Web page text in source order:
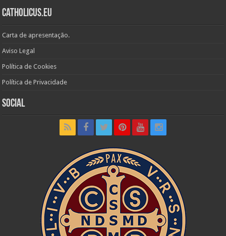
Catholicus.eu
Carta de apresentação.
Aviso Legal
Política de Cookies
Política de Privacidade
Social